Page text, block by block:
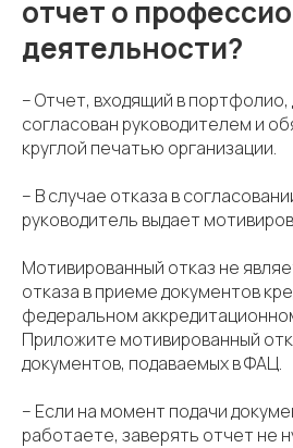
отчет о
деятельности?
– Отчет, входящий в
согласован руководителем и
круглой печатью организации.
– В случае отказа в
руководитель выдает
Мотивированный отказ не
отказа в приеме документов
федеральном
Приложите мотивированный
документов, подаваемых в ФАЦ.
– Если на момент подачи
работаете, заверять отчет не